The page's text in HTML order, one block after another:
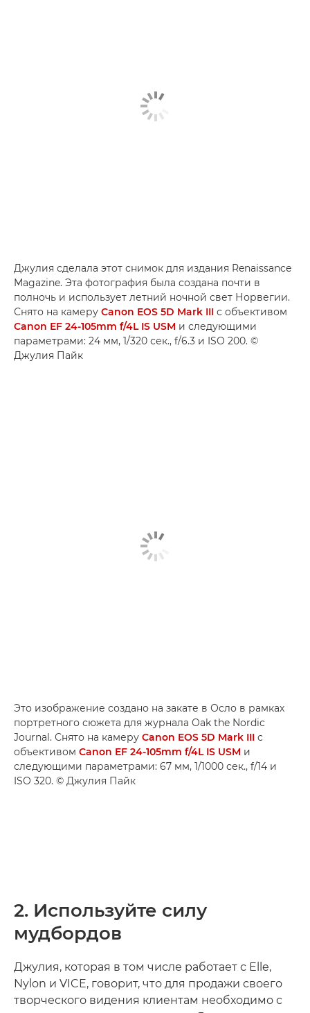
Джулия сделала этот снимок для издания Renaissance
Magazine. Эта фотография была создана почти в
полночь и использует летний ночной свет Норвегии.
Снято на камеру Canon EOS 5D Mark III с объективом
Canon EF 24-105mm f/4L IS USM и следующими
параметрами: 24 мм, 1/320 сек., f/6.3 и ISO 200. ©
Джулия Пайк
Это изображение создано на закате в Осло в рамках
портретного сюжета для журнала Oak the Nordic
Journal. Снято на камеру Canon EOS 5D Mark III с
объективом Canon EF 24-105mm f/4L IS USM и
следующими параметрами: 67 мм, 1/1000 сек., f/14 и
ISO 320. © Джулия Пайк
2. Используйте силу
мудбордов
Джулия, которая в том числе работает с Elle,
Nylon и VICE, говорит, что для продажи своего
творческого видения клиентам необходимо с